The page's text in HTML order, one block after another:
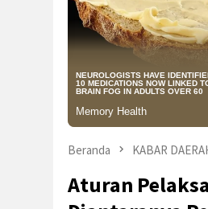
Beranda KABAR
Aturan